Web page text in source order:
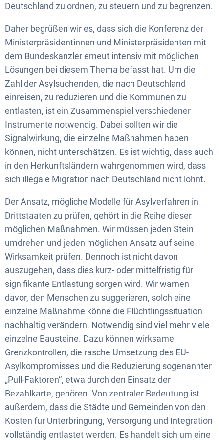
Deutschland zu ordnen, zu steuern und zu begrenzen.
Daher begrüßen wir es, dass sich die Konferenz der
Ministerpräsidentinnen und Ministerpräsidenten mit
dem Bundeskanzler erneut intensiv mit möglichen
Lösungen bei diesem Thema befasst hat. Um die
Zahl der Asylsuchenden, die nach Deutschland
einreisen, zu reduzieren und die Kommunen zu
entlasten, ist ein Zusammenspiel verschiedener
Instrumente notwendig. Dabei sollten wir die
Signalwirkung, die einzelne Maßnahmen haben
können, nicht unterschätzen. Es ist wichtig, dass auch
in den Herkunftsländern wahrgenommen wird, dass
sich illegale Migration nach Deutschland nicht lohnt.
Der Ansatz, mögliche Modelle für Asylverfahren in
Drittstaaten zu prüfen, gehört in die Reihe dieser
möglichen Maßnahmen. Wir müssen jeden Stein
umdrehen und jeden möglichen Ansatz auf seine
Wirksamkeit prüfen. Dennoch ist nicht davon
auszugehen, dass dies kurz- oder mittelfristig für
signifikante Entlastung sorgen wird. Wir warnen
davor, den Menschen zu suggerieren, solch eine
einzelne Maßnahme könne die Flüchtlingssituation
nachhaltig verändern. Notwendig sind viel mehr viele
einzelne Bausteine. Dazu können wirksame
Grenzkontrollen, die rasche Umsetzung des EU-
Asylkompromisses und die Reduzierung sogenannter
„Pull-Faktoren“, etwa durch den Einsatz der
Bezahlkarte, gehören. Von zentraler Bedeutung ist
außerdem, dass die Städte und Gemeinden von den
Kosten für Unterbringung, Versorgung und Integration
vollständig entlastet werden. Es handelt sich um eine